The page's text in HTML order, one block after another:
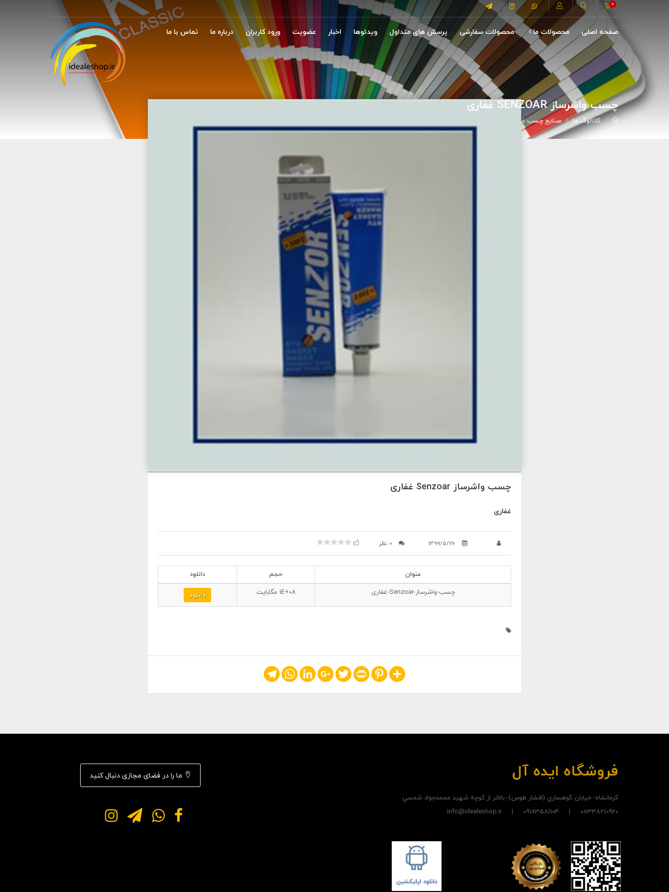
0
صفحه اصلی محصولات ما محصولات سفارشی پرسش های متداول ویدئوها اخبار عضویت ورود کاربران درباره ما تماس با ما
چسب واشرساز SENZOAR غفاری
کاتالوگ ها صنایع چسب غفاری
چسب واشرساز Senzoar غفاری
غفاری
1399/5/26 0 نظر
عنوان حجم
دانلود
چسب-واشرساز-Senzoar-غفاری
1E+08 مگابایت دانلود
Share
Pinterest
Print
Twitter
Google+
LinkedIn
WhatsApp
Telegram
فروشگاه ایده آل
کرمانشاه- خيابان کوهساري (افشار طوس)- بالاتر از کوچه شهيد محمدجواد شمسي
08338210920 | 09183581104 | info@idealeshop.ir
ما را در فضای مجازی دنبال کنید